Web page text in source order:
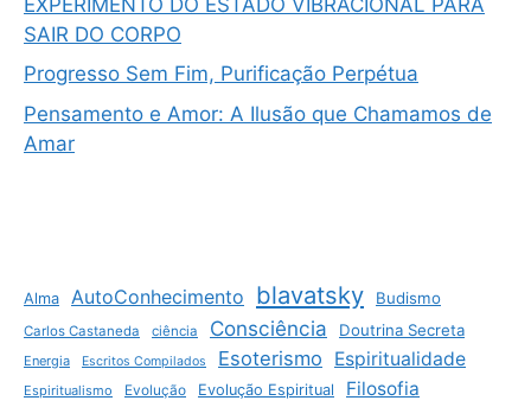
SAIR DO CORPO
Progresso Sem Fim, Purificação Perpétua
Pensamento e Amor: A Ilusão que Chamamos de
Amar
Alma AutoConhecimento blavatsky Budismo
Carlos Castaneda ciência Consciência Doutrina Secreta
Energia Escritos Compilados Esoterismo Espiritualidade
Espiritualismo Evolução Evolução Espiritual Filosofia